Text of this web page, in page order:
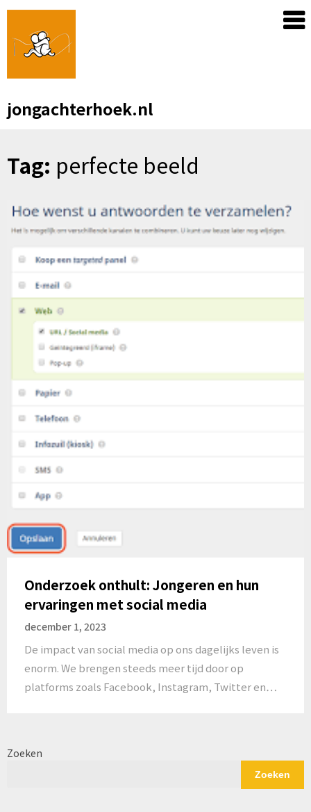
Skip
content
jongachterhoek.nl
Tag: perfecte beeld
Onderzoek onthult: Jongeren en hun
ervaringen met social media
december 1, 2023
De impact van social media op ons dagelijks leven is
enorm. We brengen steeds meer tijd door op
platforms zoals Facebook, Instagram, Twitter en…
Zoeken
Zoeken